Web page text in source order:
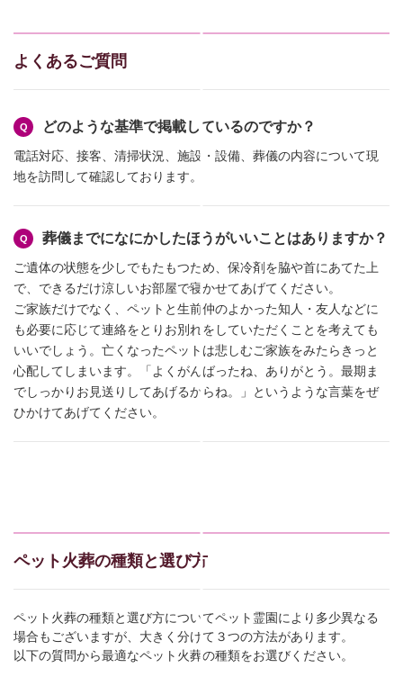
よくあるご質問
どのような基準で掲載しているのですか？
電話対応、接客、清掃状況、施設・設備、葬儀の内容について現
地を訪問して確認しております。
葬儀までになにかしたほうがいいことはありますか？
ご遺体の状態を少しでもたもつため、保冷剤を脇や首にあてた上
で、できるだけ涼しいお部屋で寝かせてあげてください。
ご家族だけでなく、ペットと生前仲のよかった知人・友人などに
も必要に応じて連絡をとりお別れをしていただくことを考えても
いいでしょう。亡くなったペットは悲しむご家族をみたらきっと
心配してしまいます。「よくがんばったね、ありがとう。最期ま
でしっかりお見送りしてあげるからね。」というような言葉をぜ
ひかけてあげてください。
ペット火葬の種類と選び方
ペット火葬の種類と選び方についてペット霊園により多少異なる
場合もございますが、大きく分けて３つの方法があります。
以下の質問から最適なペット火葬の種類をお選びください。